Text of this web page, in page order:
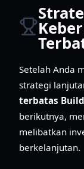
Setelah Anda
strategi
terbatas
berikutnya,
melibatkan
berkelanjutan.